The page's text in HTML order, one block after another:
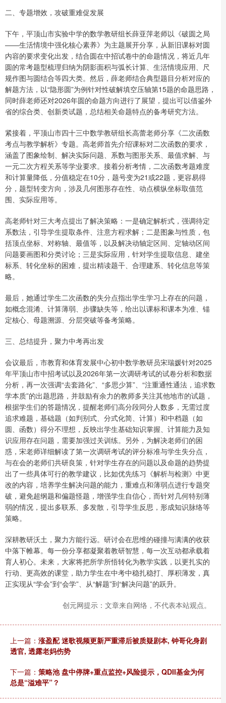
二、专题增效，攻破重难促发展
下午，平顶山市实验中学的数学教研组长薛亚萍老师以《破圆之局
——生活情境中强化核心素养》为主题展开分享，从新旧课标对圆
内容的要求变化出发，结合圆在中招试卷中的命题情况，将近几年
圆的常考题型梳理归纳为阴影面积与弧长计算、生活情境应用、尺
规作图与圆结合等四大类。然后，薛老师结合典型题目分析对应的
解题方法，以“隐形圆”为例针对性破解填空压轴第15题的命题思路，
同时薛老师还对2026年圆的命题方向进行了展望，提出可以借鉴外
省的综合类、创新类试题，总结相关命题特点的备考研究方法。
紧接着，平顶山市四十三中数学教研组长高蕾老师分享《二次函数
考点与教学解析》专题。高老师首先介绍课标对二次函数的要求，
涵盖了图象绘制、解决实际问题、系数与图形关系、最值求解、与
一元二次方程关系等学业要求。接着分析考情，二次函数考题难度
和计算量降低，分值稳定在10分，题号变为21或22题，更容易得
分，题型转变方向，涉及几何图形存在性、动点横纵坐标取值范
围、实际应用等。
高老师针对三大考点提出了解决策略：一是确定解析式，强调待定
系数法，引导学生提取条件、注意方程求解；二是图象与性质，包
括顶点坐标、对称轴、最值等，以及解决动轴定区间、定轴动区间
问题要画图和分类讨论；三是实际应用，针对学生提取信息、建坐
标系、转化坐标的困难，提出精读题干、合理建系、转化信息等策
略。
最后，她通过学生二次函数的失分点指出学生学习上存在的问题，
如概念混淆、计算薄弱、步骤缺失等，给出以课标和课本为准、锚
定核心、母题溯源、分层突破等备考策略。
三、总结提升，聚力中考再出发
会议最后，市教育和体育发展中心初中数学教研员宋瑞媛针对2025
年平顶山市中招考试以及2026年第一次调研考试的试卷分析和数据
分析，再一次强调“去套路化”、“多思少算”、“注重通性通法，追求数
学本质”的出题思路，并鼓励有余力的教师多关注其他地市的试题，
根据学生们的答题情况，提醒老师们高分段同分人数多，无需过度
追求难题，基础题（如判别式、分式化简、计算）和中档题（如
圆、函数）得分不理想，反映出学生基础知识掌握、计算能力及知
识应用存在问题，需要加强过关训练。另外，为解决老师们的困
惑，宋老师详细解读了第一次调研考试的评分标准与学生失分点，
与在会的老师们共研良策，针对学生存在的问题以及命题的趋势提
出了一些具体可行的教学建议，比如优先练习《解析与检测》中更
改的内容，培养学生解决问题的能力，重难点和薄弱点进行专题突
破，避免超纲题和偏题怪题，增强学生自信心，而针对几何特别薄
弱的情况，提出多联系、多发散，引导学生反思，形成知识脉络等
策略。
深耕教研沃土，聚力方能行远。研讨会在思维的碰撞与满满的收获
中落下帷幕。每一份分享都凝聚着教研智慧，每一次互动都承载着
育人初心。未来，大家将把所学所悟转化为教学实践，以更扎实的
行动、更高效的课堂，助力学生在中考中稳扎稳打、厚积薄发，真
正实现从“学会”到“会学”、从“解题”到“解决问题”的跃升。
创元网提示：文章来自网络，不代表本站观点。
上一篇： 涨盈配 迷歌视频更新严重滞后被质疑剧本, 钟哥化身剧
透官, 透露老妈伤势
下一篇： 策略池 盘中停牌+重点监控+风险提示，QDII基金为何
总是“溢难平”？